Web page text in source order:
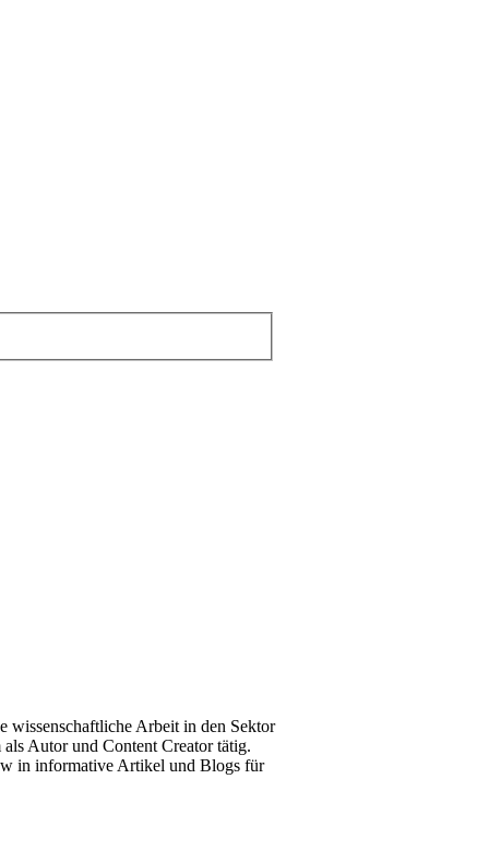
wissenschaftliche Arbeit in den Sektor
Autor und Content Creator tätig.
in informative Artikel und Blogs für